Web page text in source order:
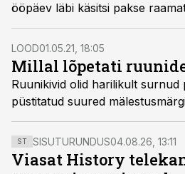
ööpäev läbi käsitsi pakse
LOOD01.05.21, 18:05
Millal lõpetati
Ruunikivid olid harilikult surnud
püstitatud suured
ST SISUTURUNDUS04.08.26, 13:11
Viasat History